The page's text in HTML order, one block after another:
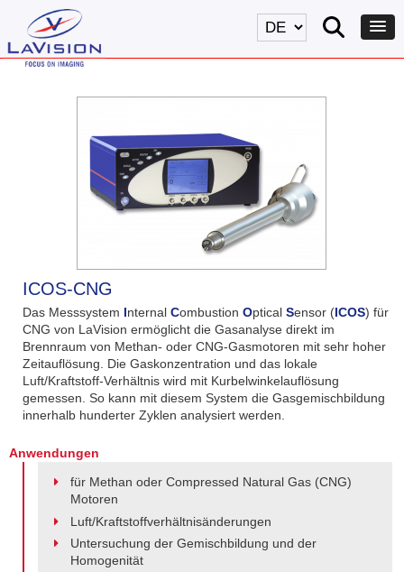
ICOS-CNG
Das Messsystem Internal Combustion Optical Sensor (ICOS) für
CNG von LaVision ermöglicht die Gasanalyse direkt im
Brennraum von Methan- oder CNG-Gasmotoren mit sehr hoher
Zeitauflösung. Die Gaskonzentration und das lokale
Luft/Kraftstoff-Verhältnis wird mit Kurbelwinkelauflösung
gemessen. So kann mit diesem System die Gasgemischbildung
innerhalb hunderter Zyklen analysiert werden.
Anwendungen
für Methan oder Compressed Natural Gas (CNG)
Motoren
Luft/Kraftstoffverhältnisänderungen
Untersuchung der Gemischbildung und der
Homogenität